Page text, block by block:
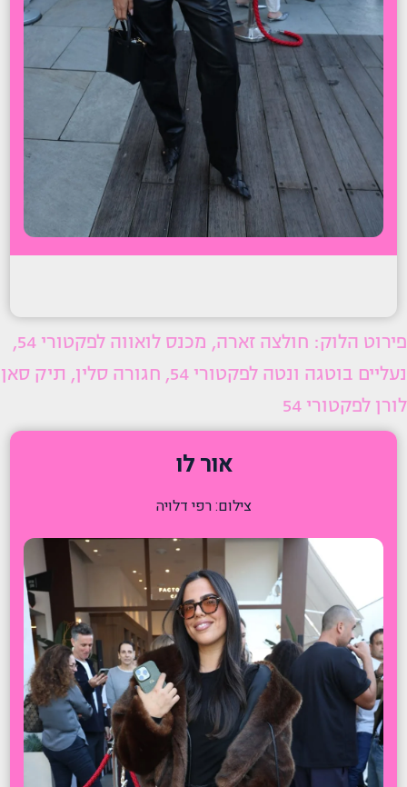
פירוט הלוק: חולצה זארה, מכנס לואווה לפקטורי 54,
נעליים בוטגה ונטה לפקטורי 54, חגורה סלין, תיק סאן
לורן לפקטורי 54